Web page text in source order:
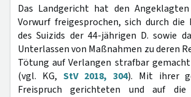
Das Landgericht hat den
Vorwurf freigesprochen, sich durch die
des Suizids der 44-jährigen D. sowie
Unterlassen von Maßnahmen zu deren
Tötung auf Verlangen strafbar
(vgl. KG, StV 2018, 304). Mit ihrer
Freispruch gerichteten und auf die